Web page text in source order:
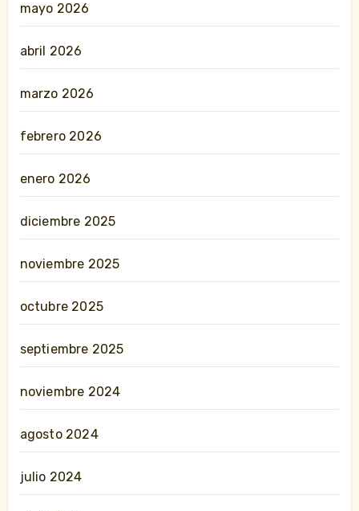
mayo 2026
abril 2026
marzo 2026
febrero 2026
enero 2026
diciembre 2025
noviembre 2025
octubre 2025
septiembre 2025
noviembre 2024
agosto 2024
julio 2024